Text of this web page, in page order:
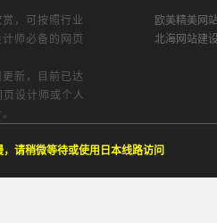
，可按照行业
师必备的网页
新，目前已达
设计师或个人
欧美精美网
北海网站建
，请稍微等待或使用日本线路访问